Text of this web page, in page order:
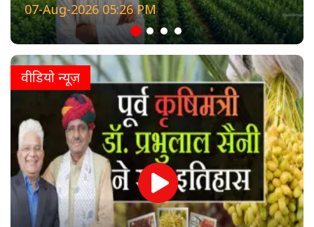
07-Aug-2026 05:26 PM
वीडियो न्यूज़